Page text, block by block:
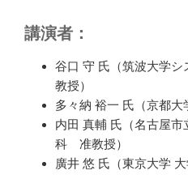
講演者：
谷口 守 氏（筑波大学
教授）
多々納 裕一 氏（京都
内田 真輔 氏（名古屋
科 准教授）
廣井 悠 氏（東京大学